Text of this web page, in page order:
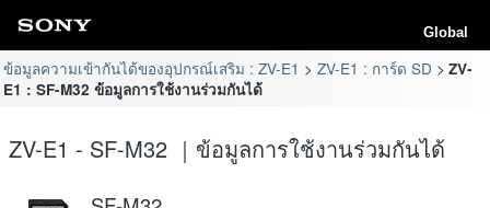
Global
ข้อมูลความเข้ากันได้ของอุปกรณ์เสริม : ZV-E1 ZV-E1 : การ์ด SD
ZV-
E1 : SF-M32 ข้อมูลการใช้งานร่วมกันได้
ZV-E1 - SF-M32 ｜ข้อมูลการใช้งานร่วมกันได้